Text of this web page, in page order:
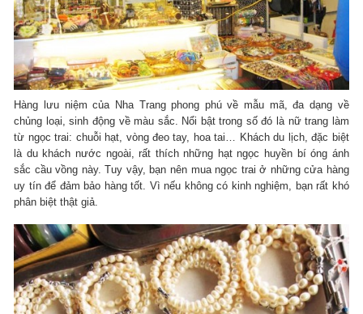
Hàng lưu niệm của Nha Trang phong phú về mẫu mã, đa dạng về
chủng loại, sinh động về màu sắc. Nổi bật trong số đó là nữ trang làm
từ ngọc trai: chuỗi hạt, vòng đeo tay, hoa tai… Khách du lịch, đặc biệt
là du khách nước ngoài, rất thích những hạt ngọc huyền bí óng ánh
sắc cầu vồng này. Tuy vậy, bạn nên mua ngọc trai ở những cửa hàng
uy tín để đảm bảo hàng tốt. Vì nếu không có kinh nghiệm, bạn rất khó
phân biệt thật giả.